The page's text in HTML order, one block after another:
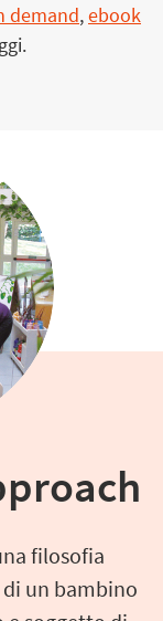
demand,ebook
filosofia
un bambino